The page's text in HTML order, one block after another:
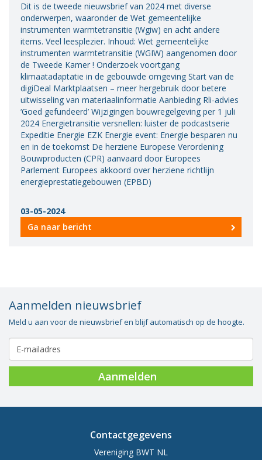
Dit is de tweede nieuwsbrief van 2024 met diverse
onderwerpen, waaronder de Wet gemeentelijke
instrumenten warmtetransitie (Wgiw) en acht andere
items. Veel leesplezier. Inhoud: Wet gemeentelijke
instrumenten warmtetransitie (WGIW) aangenomen door
de Tweede Kamer ! Onderzoek voortgang
klimaatadaptatie in de gebouwde omgeving Start van de
digiDeal Marktplaatsen – meer hergebruik door betere
uitwisseling van materiaalinformatie Aanbieding Rli-advies
‘Goed gefundeerd’ Wijzigingen bouwregelgeving per 1 juli
2024 Energietransitie versnellen: luister de podcastserie
Expeditie Energie EZK Energie event: Energie besparen nu
en in de toekomst De herziene Europese Verordening
Bouwproducten (CPR) aanvaard door Europees
Parlement Europees akkoord over herziene richtlijn
energieprestatiegebouwen (EPBD)
03-05-2024
Ga naar bericht
Aanmelden nieuwsbrief
Meld u aan voor de nieuwsbrief en blijf automatisch op de hoogte.
Aanmelden
Contactgegevens
Vereniging BWT NL